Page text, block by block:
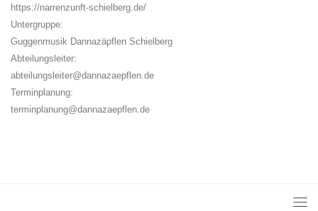
https://narrenzunft-schielberg.de/
Untergruppe:
Guggenmusik Dannazäpflen Schielberg
Abteilungsleiter:
abteilungsleiter@dannazaepflen.de
Terminplanung:
terminplanung@dannazaepflen.de